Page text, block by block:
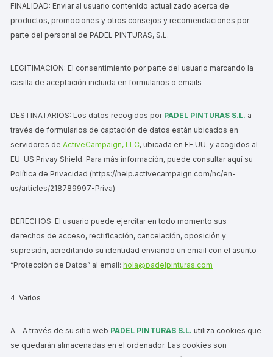
FINALIDAD: Enviar al usuario contenido actualizado acerca de
productos, promociones y otros consejos y recomendaciones por
parte del personal de PADEL PINTURAS, S.L.
LEGITIMACION: El consentimiento por parte del usuario marcando la
casilla de aceptación incluida en formularios o emails
DESTINATARIOS: Los datos recogidos por PADEL PINTURAS S.L. a
través de formularios de captación de datos están ubicados en
servidores deActiveCampaign, LLC, ubicada en EE.UU. y acogidos al
EU-US Privay Shield. Para más información, puede consultar aquí su
Política de Privacidad (https://help.activecampaign.com/hc/en-
us/articles/218789997-Priva)
DERECHOS: El usuario puede ejercitar en todo momento sus
derechos de acceso, rectificación, cancelación, oposición y
supresión, acreditando su identidad enviando un email con el asunto
“Protección de Datos” al email:hola@padelpinturas.com
4. Varios
A.- A través de su sitio web PADEL PINTURAS S.L. utiliza cookies que
se quedarán almacenadas en el ordenador. Las cookies son